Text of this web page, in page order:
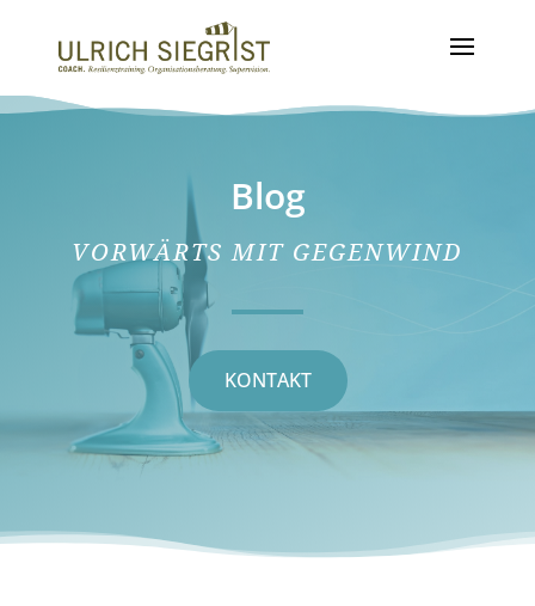
Blog
VORWÄRTS MIT GEGENWIND
KONTAKT